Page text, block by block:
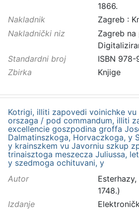
1866.
Nakladnik
Zagreb :
Nakladnički niz
Zagreb
Standardni broj
ISBN
Zbirka
Knjige
Kotrigi, illiti zapovedi voinichke
orszaga / pod commandum, illiti
excellencie goszpodina groffa
Dalmatinszkoga, Horvaczkoga, y
y krainszkem vu Javorniu szkup
trinaisztoga meszecza Juliussa,
y szedmoga ochituvani, y
Autor
1748.)
Izdanje